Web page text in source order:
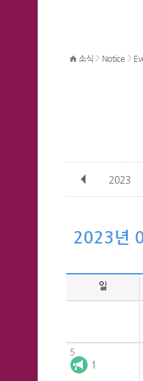
소식 > Notice >
2023
2023년
일
5
1